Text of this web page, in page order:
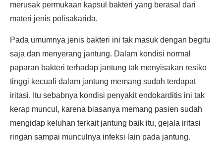
merusak permukaan kapsul bakteri yang berasal dari
materi jenis polisakarida.
Pada umumnya jenis bakteri ini tak masuk dengan begitu
saja dan menyerang jantung. Dalam kondisi normal
paparan bakteri terhadap jantung tak menyisakan resiko
tinggi kecuali dalam jantung memang sudah terdapat
iritasi. Itu sebabnya kondisi penyakit endokarditis ini tak
kerap muncul, karena biasanya memang pasien sudah
mengidap keluhan terkait jantung baik itu, gejala iritasi
ringan sampai munculnya infeksi lain pada jantung.